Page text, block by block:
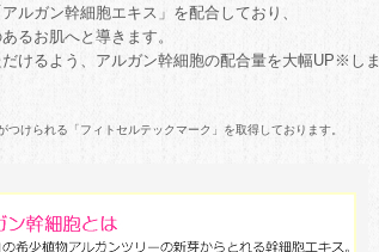
ルガン幹細胞エキス」を配合しており、
るお肌へと導きます。
けるよう、アルガン幹細胞の配合量を大幅UP※しま
つけられる 「フィトセルテックマーク」を取得しております。